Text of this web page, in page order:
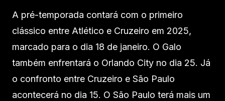
A pré-temporada contará com o primeiro
clássico entre Atlético e Cruzeiro em 2025,
marcado para o dia 18 de janeiro. O Galo
também enfrentará o Orlando City no dia 25. Já
o confronto entre Cruzeiro e São Paulo
acontecerá no dia 15. O São Paulo terá mais um